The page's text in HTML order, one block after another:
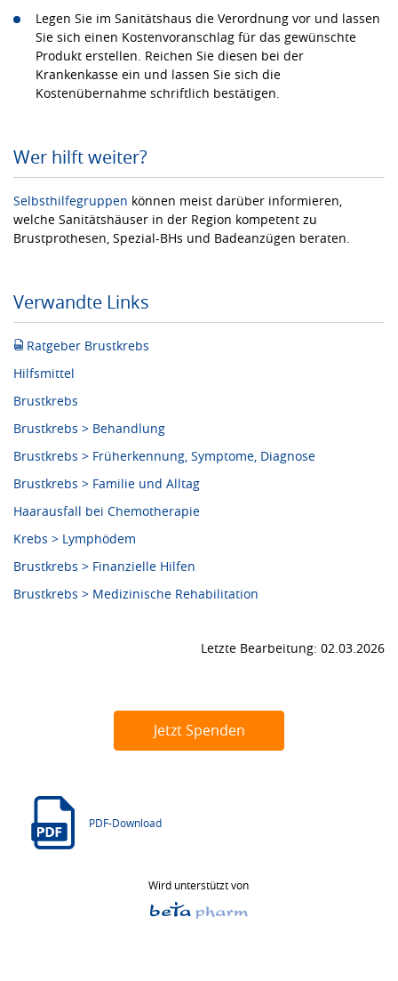
Legen Sie im Sanitätshaus die Verordnung vor und lassen
Sie sich einen Kostenvoranschlag für das gewünschte
Produkt erstellen. Reichen Sie diesen bei der
Krankenkasse ein und lassen Sie sich die
Kostenübernahme schriftlich bestätigen.
Wer hilft weiter?
Selbsthilfegruppen können meist darüber informieren,
welche Sanitätshäuser in der Region kompetent zu
Brustprothesen, Spezial-BHs und Badeanzügen beraten.
Verwandte Links
Ratgeber Brustkrebs
Hilfsmittel
Brustkrebs
Brustkrebs > Behandlung
Brustkrebs > Früherkennung, Symptome, Diagnose
Brustkrebs > Familie und Alltag
Haarausfall bei Chemotherapie
Krebs > Lymphödem
Brustkrebs > Finanzielle Hilfen
Brustkrebs > Medizinische Rehabilitation
Letzte Bearbeitung: 02.03.2026
Jetzt Spenden
PDF-Download
Wird unterstützt von